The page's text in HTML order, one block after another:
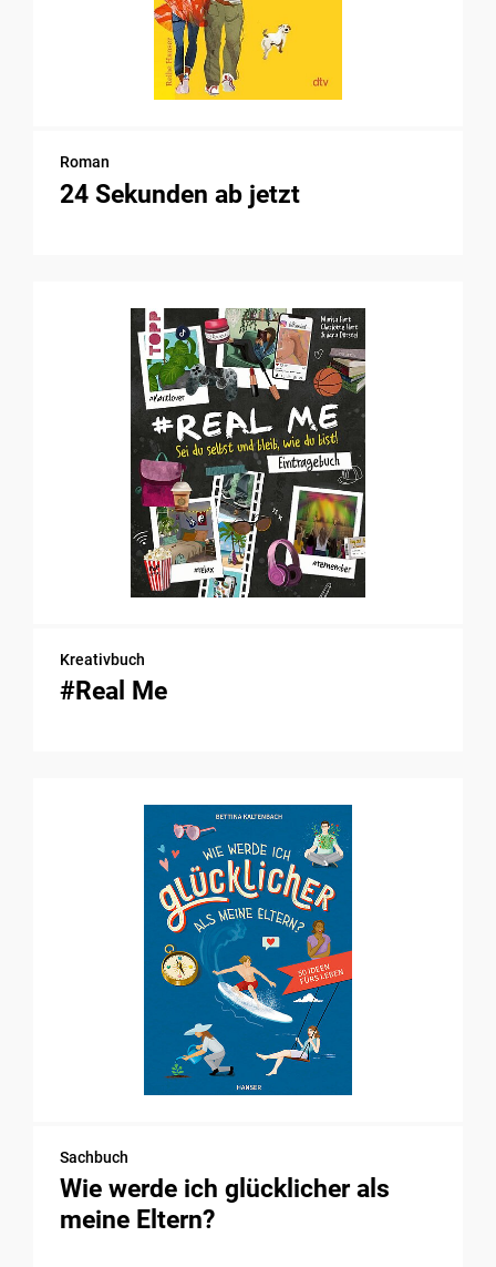
Roman
24 Sekunden ab jetzt
Kreativbuch
#Real Me
Sachbuch
Wie werde ich glücklicher als
meine Eltern?